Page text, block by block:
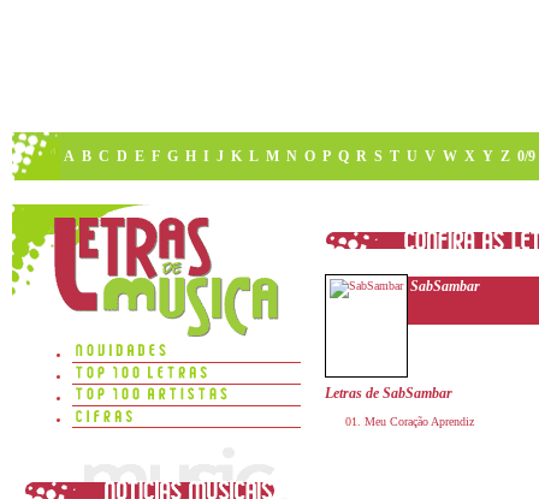
A B C D E F G H I J K L M N O P Q R S T U V W X Y Z 0/9
SabSambar
Letras de SabSambar
Meu Coração Aprendiz